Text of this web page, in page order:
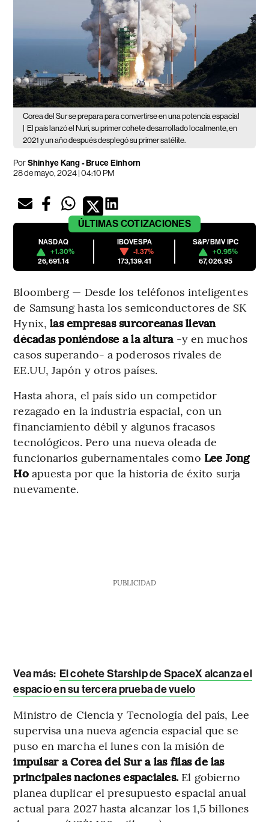
Corea del Sur se prepara para convertirse en una potencia espacial
El país lanzó el Nuri, su primer cohete desarrollado localmente, en
2021 y un año después desplegó su primer satélite.
PorShinhye Kang - Bruce Einhorn
28 de mayo, 2024 | 04:10 PM
ÚLTIMAS COTIZACIONES
NASDAQ
+1.30%
26,691.14
IBOVESPA
-1.37%
173,139.41
S&P/BMV IPC
+0.95%
67,026.95
Bloomberg — Desde los teléfonos inteligentes
de Samsung hasta los semiconductores de SK
Hynix,las empresas surcoreanas llevan
décadas poniéndose a la altura-y en muchos
casos superando- a poderosos rivales de
EE.UU, Japón y otros países.
Hasta ahora, el país sido un competidor
rezagado en la industria espacial, con un
financiamiento débil y algunos fracasos
tecnológicos. Pero una nueva oleada de
funcionarios gubernamentales como Lee Jong
Hoapuesta por que la historia de éxito surja
nuevamente.
PUBLICIDAD
Vea más: El cohete Starship de SpaceX alcanza el
espacio en su tercera prueba de vuelo
Ministro de Ciencia y Tecnología del país, Lee
supervisa una nueva agencia espacial que se
puso en marcha el lunes con la misión de
impulsar a Corea del Sur a las filas de las
principales naciones espaciales. El gobierno
planea duplicar el presupuesto espacial anual
actual para 2027 hasta alcanzar los 1,5 billones